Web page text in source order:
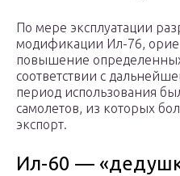
По мере эксплуатации
модификации Ил-76,
повышение
соответствии с
период использования
самолетов, из которых
экспорт.
Ил-60 —